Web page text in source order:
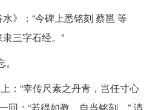
》：“今碑上悉铭刻 蔡邕 等
三字石经。”
：“幸传尺素之丹青，岂任寸心
回：“若得如教，自当铭刻。” 清